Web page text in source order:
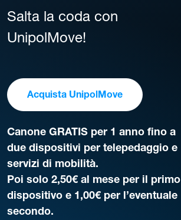
Salta la coda con
UnipolMove!
Acquista UnipolMove
Canone GRATIS per 1 anno fino a
due dispositivi per telepedaggio e
servizi di mobilità.
Poi solo 2,50€ al mese per il primo
dispositivo e 1,00€ per l’eventuale
secondo.